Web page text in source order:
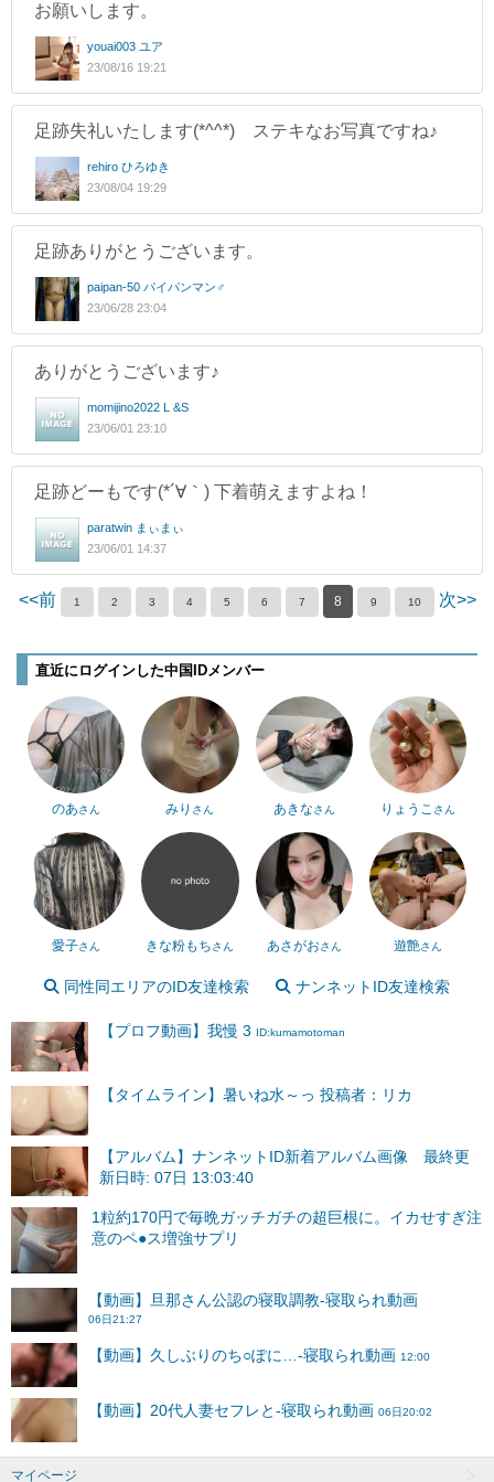
お願いします。
youai003 ユア
23/08/16 19:21
足跡失礼いたします(*^^*) ステキなお写真ですね♪
rehiro ひろゆき
23/08/04 19:29
足跡ありがとうございます。
paipan-50 パイパンマン♂
23/06/28 23:04
ありがとうございます♪
momijino2022 L &S
23/06/01 23:10
足跡どーもです(*´∀｀) 下着萌えますよね！
paratwin まぃまぃ
23/06/01 14:37
<<前 1 2 3 4 5 6 7 8 9 10 次>>
直近にログインした中国IDメンバー
のあさん みり さん あきなさん りょうこ さん
愛子さん きな粉もちさん あさがおさん 遊艶さん
同性同エリアのID友達検索 ナンネットID友達検索
【プロフ動画】我慢 3 ID:kumamotoman
【タイムライン】暑いね水～っ 投稿者：リカ
【アルバム】ナンネットID新着アルバム画像 最終更
新日時: 07日 13:03:40
マイページ